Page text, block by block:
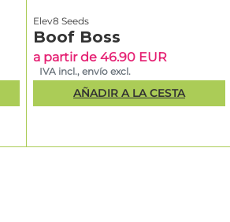
Elev8 Seeds
Boof Boss
a partir de 46.90 EUR
IVA incl., envío excl.
AÑADIR A LA CESTA